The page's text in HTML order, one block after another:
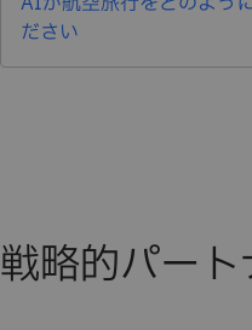
ださい
戦略的パー